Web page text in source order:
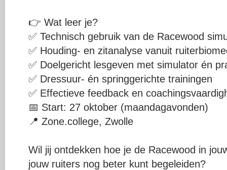
👉 Wat leer je?
✅ Technisch gebruik van de Racewood
✅ Houding- en zitanalyse vanuit
✅ Doelgericht lesgeven met simulator én
✅ Dressuur- én springgerichte trainingen
✅ Effectieve feedback en
📅 Start: 27 oktober (maandagavonden)
📍 Zone.college, Zwolle
Wil jij ontdekken hoe je de Racewood in
jouw ruiters nog beter kunt begeleiden?